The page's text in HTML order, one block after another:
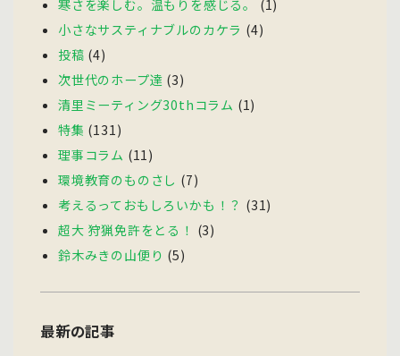
寒さを楽しむ。温もりを感じる。
(1)
小さなサスティナブルのカケラ (4)
投稿 (4)
次世代のホープ達 (3)
清里ミーティング30thコラム (1)
特集 (131)
理事コラム (11)
環境教育のものさし (7)
考えるっておもしろいかも！？ (31)
超大 狩猟免許をとる！ (3)
鈴木みきの山便り (5)
最新の記事